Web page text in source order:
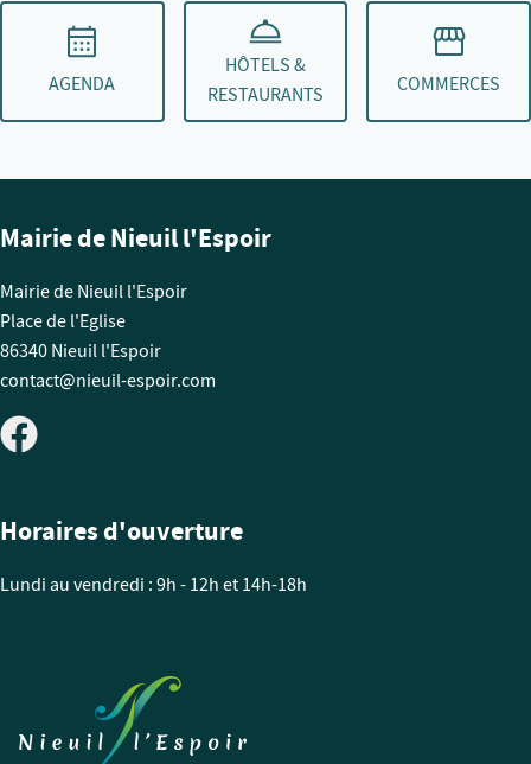
AGENDA
HÔTELS &
RESTAURANTS
COMMERCES
Mairie de Nieuil l'Espoir
Mairie de Nieuil l'Espoir
Place de l'Eglise
86340 Nieuil l'Espoir
contact@nieuil-espoir.com
Horaires d'ouverture
Lundi au vendredi : 9h - 12h et 14h-18h